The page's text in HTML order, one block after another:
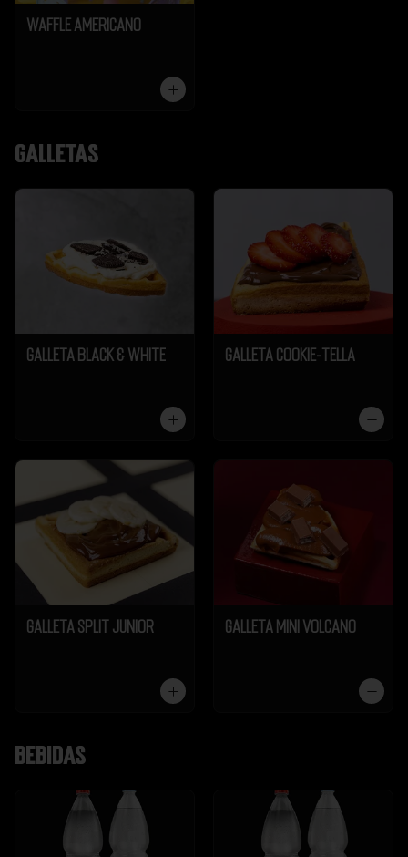
Waffle Americano
Galletas
Galleta Black & White Galleta Cookie-Tella
Galleta Split Junior Galleta Mini Volcano
Bebidas